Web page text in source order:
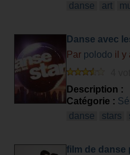
danse
art
Danse avec
Par polodo il y
Description :
Catégorie :
danse
stars
film de danse